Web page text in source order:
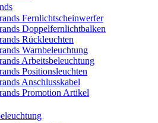
Fernlichtscheinwerfer
Doppelfernlichtbalken
Rückleuchten
Warnbeleuchtung
Arbeitsbeleuchtung
Positionsleuchten
Anschlusskabel
Promotion Artikel